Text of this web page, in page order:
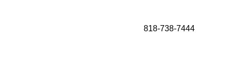
818-738-7444